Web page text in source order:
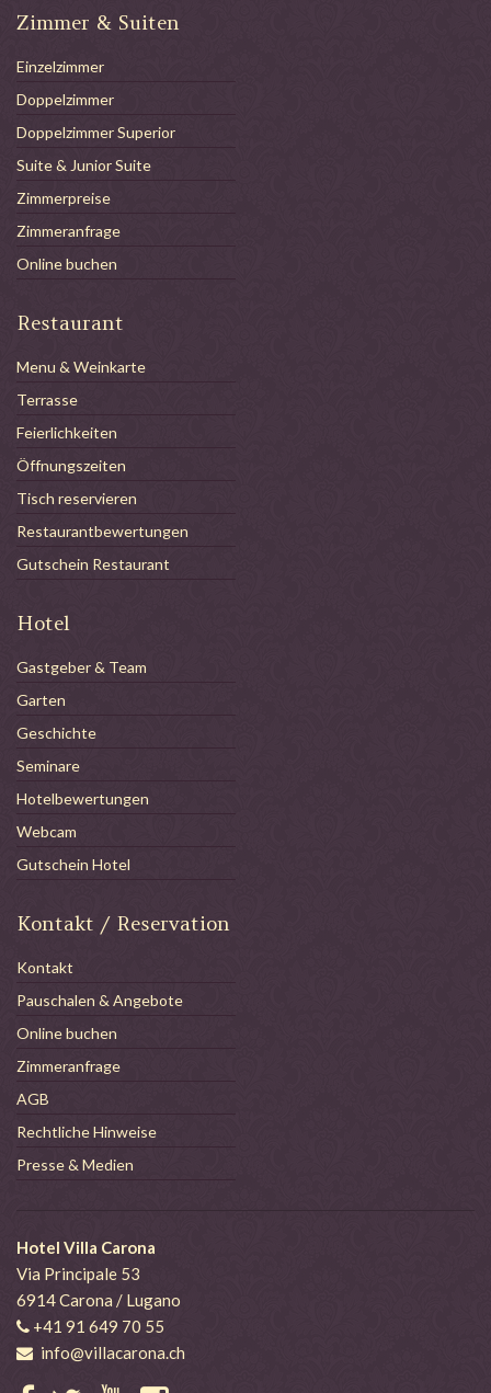
Zimmer & Suiten
Einzelzimmer
Doppelzimmer
Doppelzimmer Superior
Suite & Junior Suite
Zimmerpreise
Zimmeranfrage
Online buchen
Restaurant
Menu & Weinkarte
Terrasse
Feierlichkeiten
Öffnungszeiten
Tisch reservieren
Restaurantbewertungen
Gutschein Restaurant
Hotel
Gastgeber & Team
Garten
Geschichte
Seminare
Hotelbewertungen
Webcam
Gutschein Hotel
Kontakt / Reservation
Kontakt
Pauschalen & Angebote
Online buchen
Zimmeranfrage
AGB
Rechtliche Hinweise
Presse & Medien
Hotel Villa Carona
Via Principale 53
6914 Carona / Lugano
+41 91 649 70 55
info@villacarona.ch